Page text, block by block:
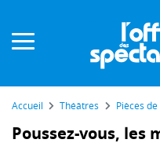
Accueil Théâtres Pièces
Poussez-vous, les